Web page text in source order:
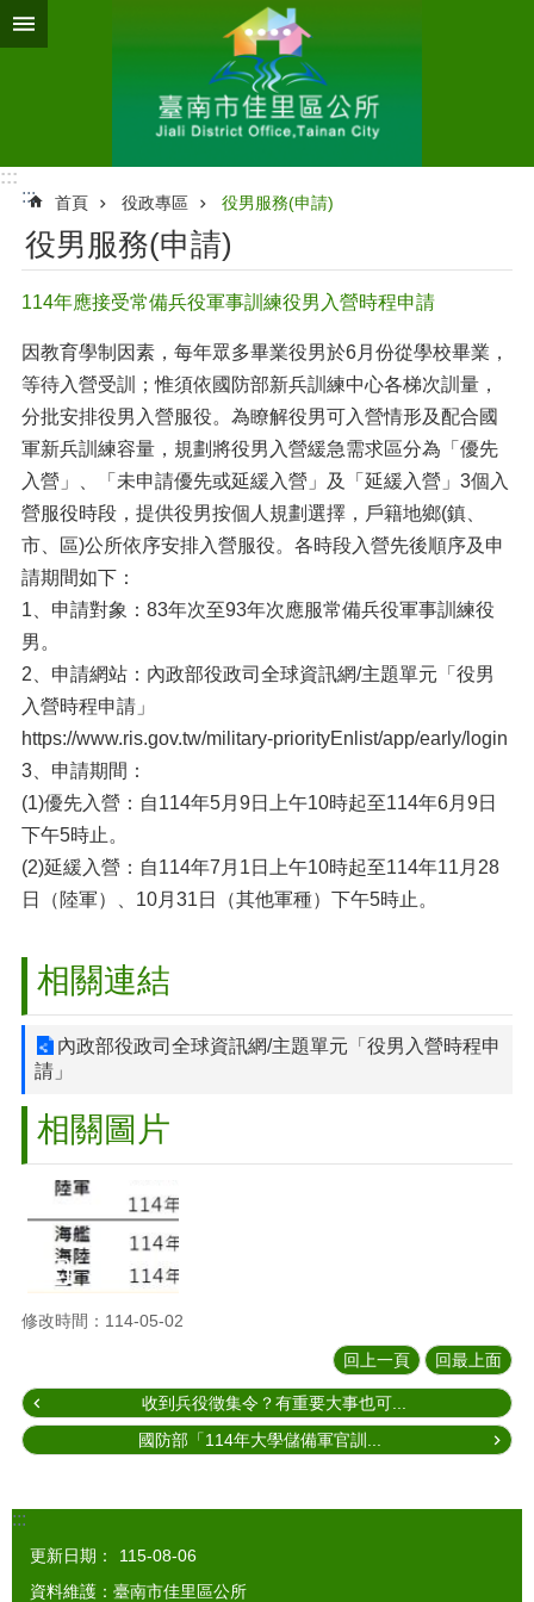
跳到主要內容區塊
:::
:::
首頁 役政專區 役男服務(申請)
役男服務(申請)
114年應接受常備兵役軍事訓練役男入營時程申請
因教育學制因素，每年眾多畢業役男於6月份從學校畢業，
等待入營受訓；惟須依國防部新兵訓練中心各梯次訓量，
分批安排役男入營服役。為瞭解役男可入營情形及配合國
軍新兵訓練容量，規劃將役男入營緩急需求區分為「優先
入營」、「未申請優先或延緩入營」及「延緩入營」3個入
營服役時段，提供役男按個人規劃選擇，戶籍地鄉(鎮、
市、區)公所依序安排入營服役。各時段入營先後順序及申
請期間如下：
1、申請對象：83年次至93年次應服常備兵役軍事訓練役
男。
2、申請網站：內政部役政司全球資訊網/主題單元「役男
入營時程申請」
https://www.ris.gov.tw/military-priorityEnlist/app/early/login
3、申請期間：
(1)優先入營：自114年5月9日上午10時起至114年6月9日
下午5時止。
(2)延緩入營：自114年7月1日上午10時起至114年11月28
日（陸軍）、10月31日（其他軍種）下午5時止。
相關連結
內政部役政司全球資訊網/主題單元「役男入營時程申
請」
相關圖片
修改時間：114-05-02
回上一頁 回最上面
收到兵役徵集令？有重要大事也可...
國防部「114年大學儲備軍官訓...
:::
更新日期：
115-08-06
資料維護：臺南市佳里區公所